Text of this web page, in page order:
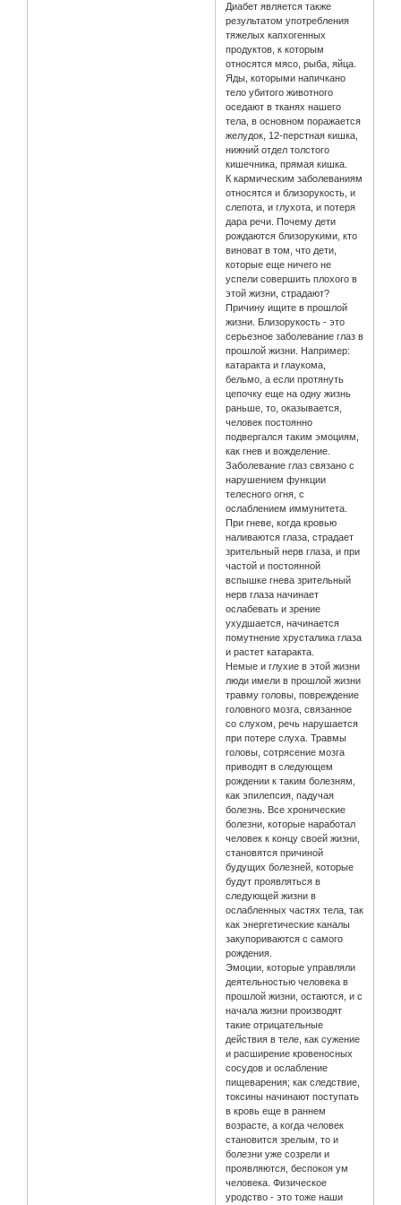
Диабет является также
результатом употребления
тяжелых капхогенных
продуктов, к которым
относятся мясо, рыба, яйца.
Яды, которыми напичкано
тело убитого животного
оседают в тканях нашего
тела, в основном поражается
желудок, 12-перстная кишка,
нижний отдел толстого
кишечника, прямая кишка.
К кармическим заболеваниям
относятся и близорукость, и
слепота, и глухота, и потеря
дара речи. Почему дети
рождаются близорукими, кто
виноват в том, что дети,
которые еще ничего не
успели совершить плохого в
этой жизни, страдают?
Причину ищите в прошлой
жизни. Близорукость - это
серьезное заболевание глаз в
прошлой жизни. Например:
катаракта и глаукома,
бельмо, а если протянуть
цепочку еще на одну жизнь
раньше, то, оказывается,
человек постоянно
подвергался таким эмоциям,
как гнев и вожделение.
Заболевание глаз связано с
нарушением функции
телесного огня, с
ослаблением иммунитета.
При гневе, когда кровью
наливаются глаза, страдает
зрительный нерв глаза, и при
частой и постоянной
вспышке гнева зрительный
нерв глаза начинает
ослабевать и зрение
ухудшается, начинается
помутнение хрусталика глаза
и растет катаракта.
Немые и глухие в этой жизни
люди имели в прошлой жизни
травму головы, повреждение
головного мозга, связанное
со слухом, речь нарушается
при потере слуха. Травмы
головы, сотрясение мозга
приводят в следующем
рождении к таким болезням,
как эпилепсия, падучая
болезнь. Все хронические
болезни, которые наработал
человек к концу своей жизни,
становятся причиной
будущих болезней, которые
будут проявляться в
следующей жизни в
ослабленных частях тела, так
как энергетические каналы
закупориваются с самого
рождения.
Эмоции, которые управляли
деятельностью человека в
прошлой жизни, остаются, и с
начала жизни производят
такие отрицательные
действия в теле, как сужение
и расширение кровеносных
сосудов и ослабление
пищеварения; как следствие,
токсины начинают поступать
в кровь еще в раннем
возрасте, а когда человек
становится зрелым, то и
болезни уже созрели и
проявляются, беспокоя ум
человека. Физическое
уродство - это тоже наши